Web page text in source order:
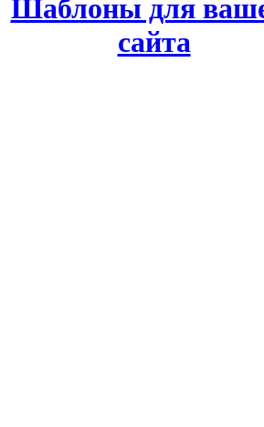
Шаблоны для
сайта